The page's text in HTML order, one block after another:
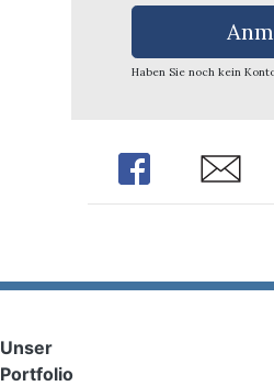
Haben Sie noch kein
Share Share
Unser
Portfolio